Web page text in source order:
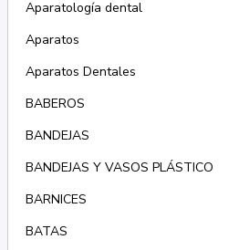
Aparatología dental
Aparatos
Aparatos Dentales
BABEROS
BANDEJAS
BANDEJAS Y VASOS PLÁSTICO
BARNICES
BATAS